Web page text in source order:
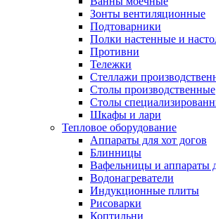
Зонты вентиляционные
Подтоварники
Полки настенные и
Противни
Тележки
Стеллажи
Столы производственные
Столы
Шкафы и лари
Тепловое оборудование
Аппараты для хот догов
Блинницы
Вафельницы и аппараты
Водонагреватели
Индукционные плиты
Рисоварки
Коптильни